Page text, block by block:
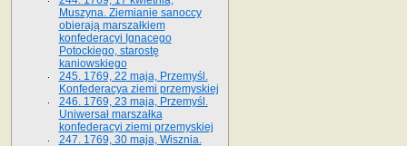
Muszyna. Ziemianie sanoccy
obierają marszałkiem
konfederacyi Ignacego
Potockiego, starostę
kaniowskiego
245. 1769, 22 maja, Przemyśl.
Konfederacya ziemi przemyskiej
246. 1769, 23 maja, Przemyśl.
Uniwersał marszałka
konfederacyi ziemi przemyskiej
247. 1769, 30 maja, Wisznia.